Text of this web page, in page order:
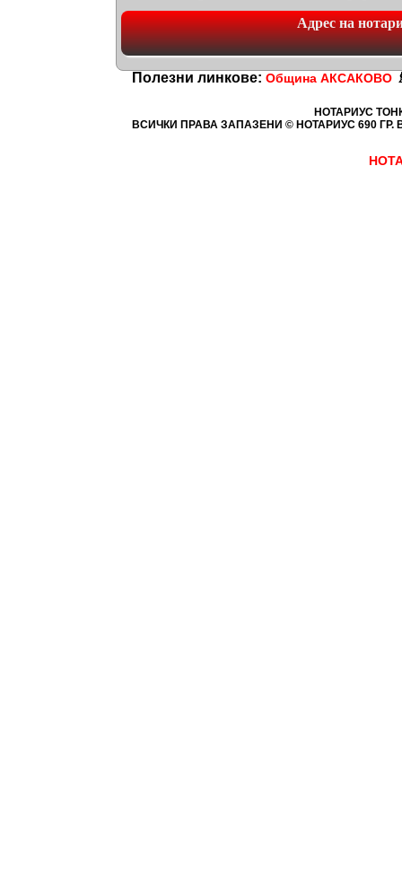
Адрес на
Полезни линкове: Община АКСАКОВО
НОТАРИУС
ВСИЧКИ ПРАВА ЗАПАЗЕНИ © НОТАРИУС 690 ГР.